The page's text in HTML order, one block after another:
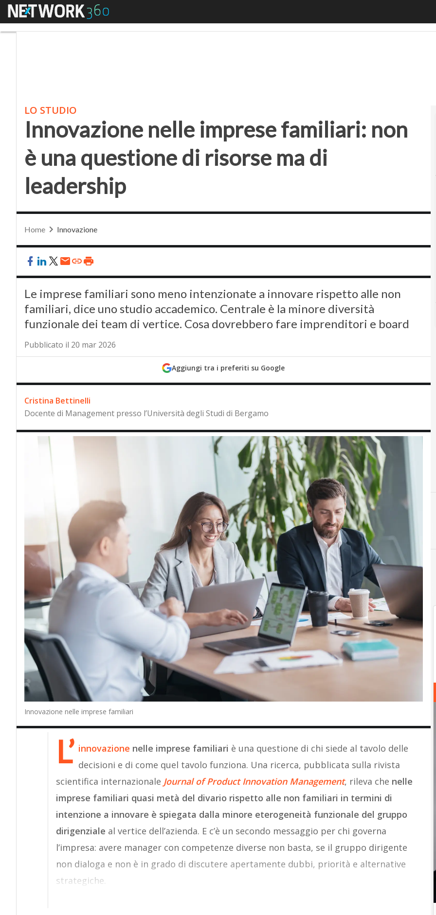
Menu
LO STUDIO
Innovazione nelle imprese familiari: non
è una questione di risorse ma di
leadership
Home Innovazione
Le imprese familiari sono meno intenzionate a innovare rispetto alle non
familiari, dice uno studio accademico. Centrale è la minore diversità
funzionale dei team di vertice. Cosa dovrebbero fare imprenditori e board
Pubblicato il 20 mar 2026
Aggiungi tra i preferiti su Google
Cristina Bettinelli
Docente di Management presso l’Università degli Studi di Bergamo
Innovazione nelle imprese familiari
L’ innovazione nelle imprese familiari è una questione di chi siede al tavolo delle
decisioni e di come quel tavolo funziona. Una ricerca, pubblicata sulla rivista
scientifica internazionale Journal of Product Innovation Management, rileva che nelle
imprese familiari quasi metà del divario rispetto alle non familiari in termini di
intenzione a innovare è spiegata dalla minore eterogeneità funzionale del gruppo
dirigenziale al vertice dell’azienda. E c’è un secondo messaggio per chi governa
l’impresa: avere manager con competenze diverse non basta, se il gruppo dirigente
non dialoga e non è in grado di discutere apertamente dubbi, priorità e alternative
strategiche.
I
Innovation governance